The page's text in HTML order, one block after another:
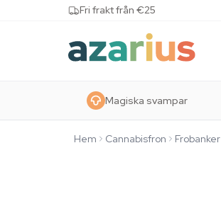
Skip to contentFri frakt från €25
Magiska svampar
Hem Cannabisfron Frobanker